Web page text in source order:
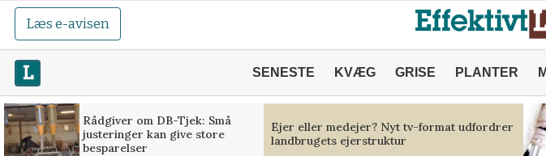
Læs e-avisen
SENESTE KVÆG GRISE PLANTER
Rådgiver om DB-Tjek: Små
justeringer kan give store
besparelser
Ejer eller medejer? Nyt tv-format udfordrer
landbrugets ejerstruktur